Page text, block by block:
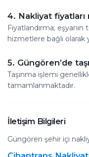
4. Nakliyat fiyatları
Fiyatlandırma;
hizmetlere bağlı olarak
5. Güngören’de
Taşınma işlemi
tamamlanmaktadır.
İletişim Bilgileri
Güngören şehir içi